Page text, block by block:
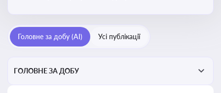
забезпечення рівних умов для суб’єктів
господарювання
Головне за добу (AI) Усі публікації
ГОЛОВНЕ ЗА ДОБУ